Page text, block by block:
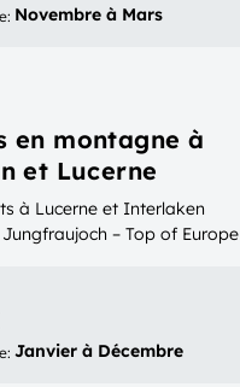
: Novembre à Mars
en montagne à
et Lucerne
à Lucerne et Interlaken
– Top of Europe
: Janvier à Décembre